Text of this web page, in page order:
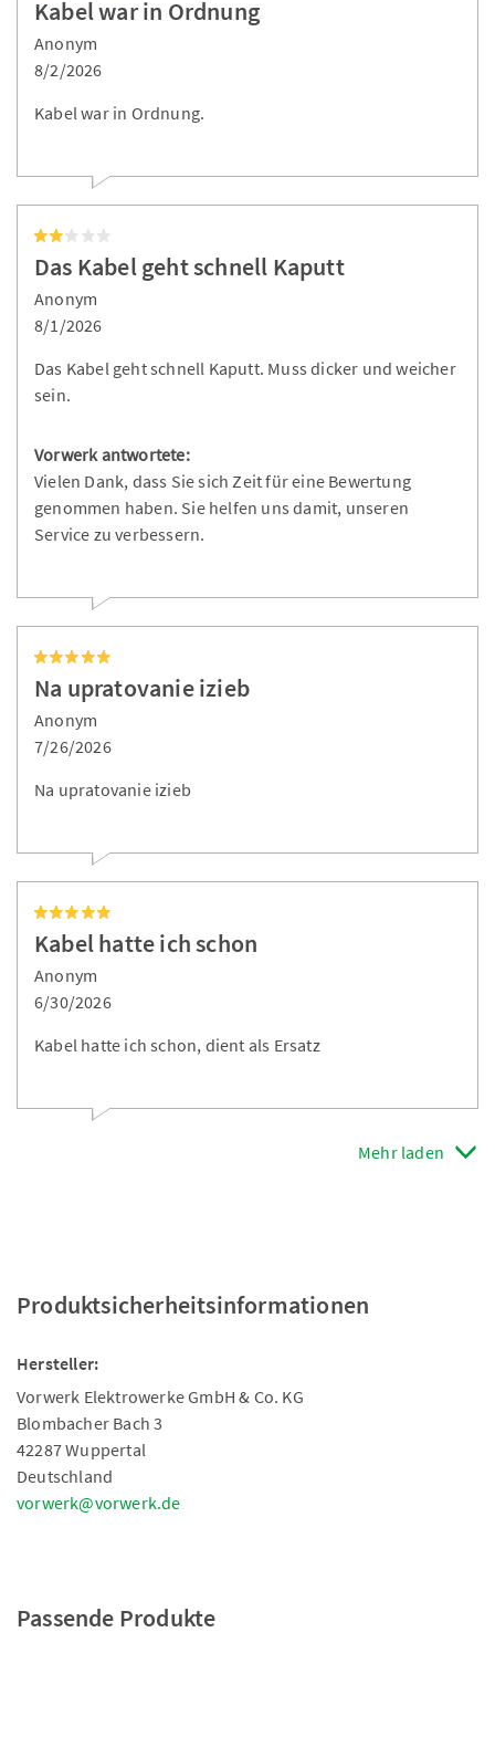
Kabel war in Ordnung
Anonym
8/2/2026
Kabel war in Ordnung.
Das Kabel geht schnell Kaputt
Anonym
8/1/2026
Das Kabel geht schnell Kaputt. Muss dicker und weicher
sein.
Vorwerk antwortete:
Vielen Dank, dass Sie sich Zeit für eine Bewertung
genommen haben. Sie helfen uns damit, unseren
Service zu verbessern.
Na upratovanie izieb
Anonym
7/26/2026
Na upratovanie izieb
Kabel hatte ich schon
Anonym
6/30/2026
Kabel hatte ich schon, dient als Ersatz
Mehr laden
Produktsicherheitsinformationen
Hersteller:
Vorwerk Elektrowerke GmbH & Co. KG
Blombacher Bach 3
42287 Wuppertal
Deutschland
vorwerk@vorwerk.de
Passende Produkte